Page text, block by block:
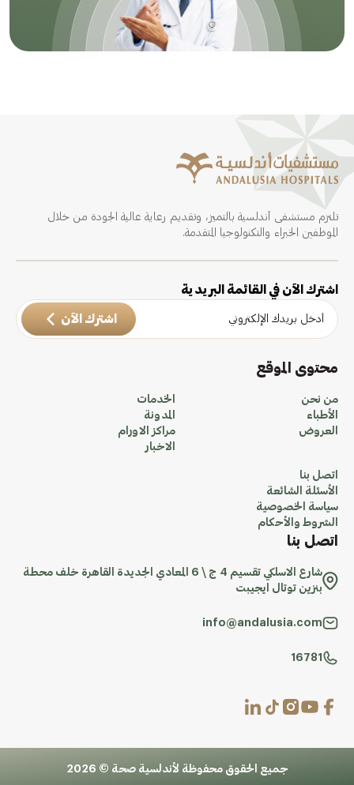
تلتزم مستشفى أندلسية بالتميز، وتقديم رعاية عالية الجودة من خلال
الموظفين الخبراء والتكنولوجيا المتقدمة.
اشترك الآن في القائمة البريدية
اشترك الآن
محتوى الموقع
من نحن
الأطباء
العروض
الخدمات
المدونة
مراكز الاورام
الاخبار
اتصل بنا
الأسئلة الشائعة
سياسة الخصوصية
الشروط والأحكام
اتصل بنا
شارع الاسلكي تقسيم 4 ج \ 6 المعادي الجديدة القاهرة خلف محطة
بنزين توتال ايجيبت
info@andalusia.com
16781
جميع الحقوق محفوظة لأندلسية صحة © 2026